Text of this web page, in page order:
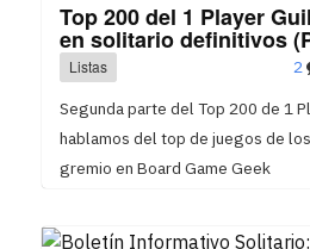
Top 200 del 1 Player
en solitario definitivos
Listas
2
Segunda parte del Top 200 de 1
hablamos del top de juegos de
gremio en Board Game Geek